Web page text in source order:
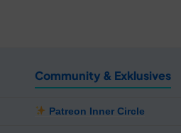
Community & Exklusives
Patreon Inner Circle